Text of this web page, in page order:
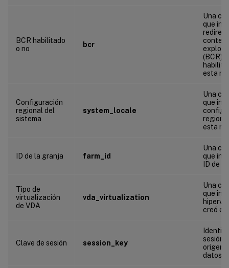
BCR habilitado
o no
bcr
Una
que
(BCR)
esta
Configuración
regional del
sistema
system_locale
Una
que
esta
ID de la granja farm_id
Una
que
ID de
Tipo de
virtualización
de VDA
vda_virtualization
Una
que
creó el
Clave de sesión session_key
sesión
origen
datos